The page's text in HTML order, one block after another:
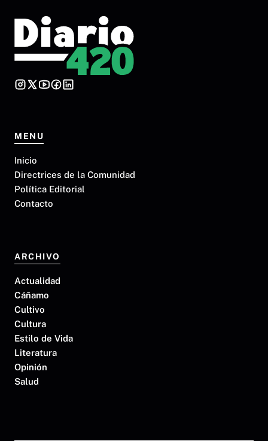
MENU
Inicio
Directrices de la Comunidad
Política Editorial
Contacto
ARCHIVO
Actualidad
Cáñamo
Cultivo
Cultura
Estilo de Vida
Literatura
Opinión
Salud